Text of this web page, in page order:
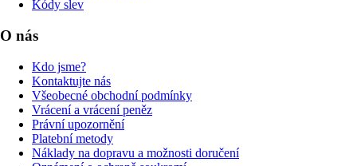
Kódy slev
O nás
Kdo jsme?
Kontaktujte nás
Všeobecné obchodní podmínky
Vrácení a vrácení peněz
Právní upozornění
Platební metody
Náklady na dopravu a možnosti doručení